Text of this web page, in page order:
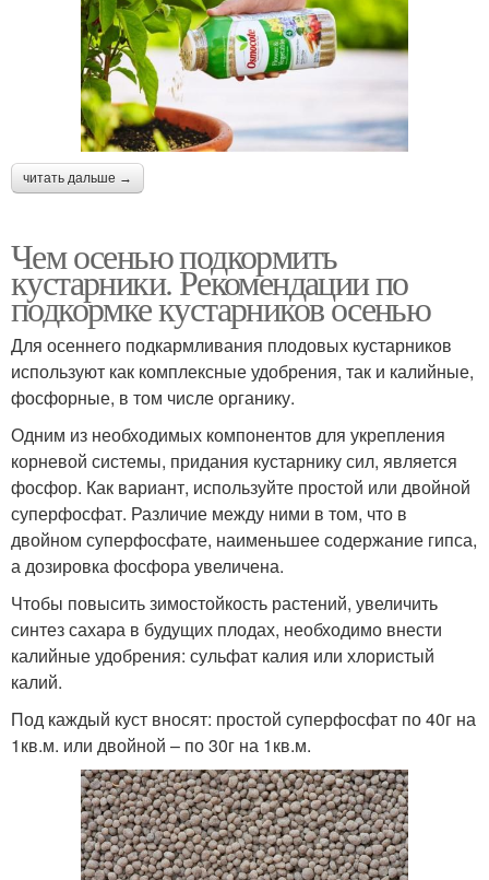
читать дальше →
Чем осенью подкормить
кустарники. Рекомендации по
подкормке кустарников осенью
Для осеннего подкармливания плодовых кустарников
используют как комплексные удобрения, так и калийные,
фосфорные, в том числе органику.
Одним из необходимых компонентов для укрепления
корневой системы, придания кустарнику сил, является
фосфор. Как вариант, используйте простой или двойной
суперфосфат. Различие между ними в том, что в
двойном суперфосфате, наименьшее содержание гипса,
а дозировка фосфора увеличена.
Чтобы повысить зимостойкость растений, увеличить
синтез сахара в будущих плодах, необходимо внести
калийные удобрения: сульфат калия или хлористый
калий.
Под каждый куст вносят: простой суперфосфат по 40г на
1кв.м. или двойной – по 30г на 1кв.м.